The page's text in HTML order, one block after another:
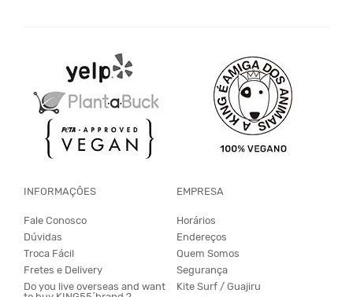
INFORMAÇÕES
Fale Conosco
Dúvidas
Troca Fácil
Fretes e Delivery
Do you live overseas and want
EMPRESA
Horários
Endereços
Quem Somos
Segurança
Kite Surf / Guajiru